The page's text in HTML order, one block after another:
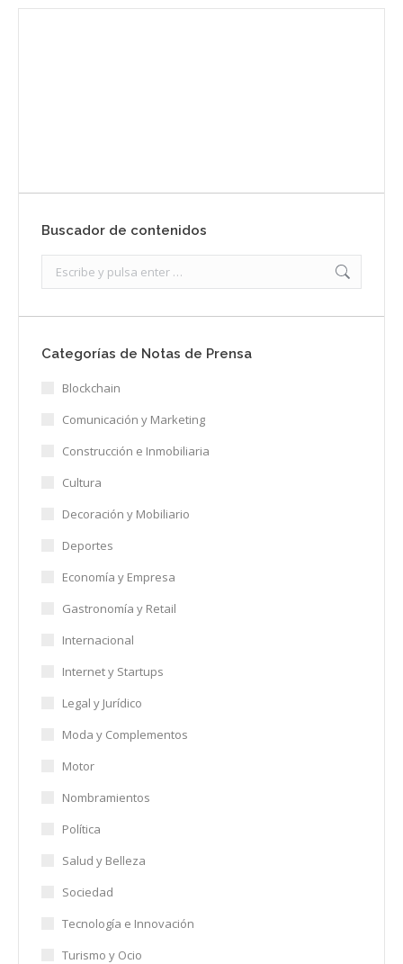
Buscador de contenidos
Categorías de Notas de Prensa
Blockchain
Comunicación y Marketing
Construcción e Inmobiliaria
Cultura
Decoración y Mobiliario
Deportes
Economía y Empresa
Gastronomía y Retail
Internacional
Internet y Startups
Legal y Jurídico
Moda y Complementos
Motor
Nombramientos
Política
Salud y Belleza
Sociedad
Tecnología e Innovación
Turismo y Ocio